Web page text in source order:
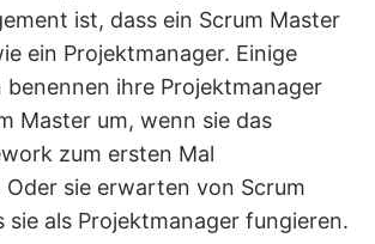
ist, dass ein Scrum Master
ein Projektmanager. Einige
benennen ihre Projektmanager
Master um, wenn sie das
zum ersten Mal
Oder sie erwarten von Scrum
sie als Projektmanager fungieren.